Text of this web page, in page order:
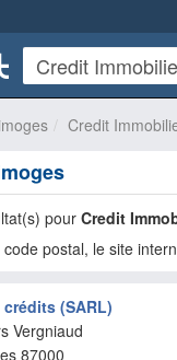
Credit
pour Credit
postal, le site
crédits (SARL)
Vergniaud
87000